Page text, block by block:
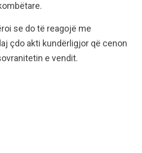
se do të reagojë me
çdo akti kundërligjor që cenon
e vendit.